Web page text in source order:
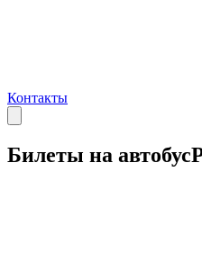
Контакты
Билеты на автобус